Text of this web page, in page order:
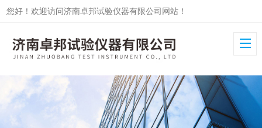
您好！欢迎访问济南卓邦试验仪器有限公司网站！